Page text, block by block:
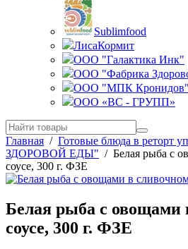
Sublimfood
ЛисаКормит
ООО "Галактика Инк"
ООО "Фабрика
ООО "МПК Кронидов"
ООО «ВС - ГРУПП»
Главная / Готовые блюда в реторт
ЗДОРОВОЙ ЕДЫ" / Белая рыба с
соусе, 300 г. ФЗЕ
Белая рыба с овощами
соусе, 300 г. ФЗЕ